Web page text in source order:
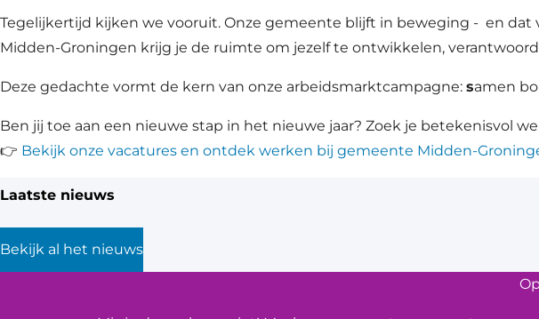
Tegelijkertijd kijken we vooruit. Onze gemeente blijft in beweging - en
Midden-Groningen krijg je de ruimte om jezelf te ontwikkelen,
Deze gedachte vormt de kern van onze arbeidsmarktcampagne: samen
Ben jij toe aan een nieuwe stap in het nieuwe jaar? Zoek je betekenisvol
👉 Bekijk onze vacatures en ontdek werken bij gemeente Midden-
Laatste nieuws
Bekijk al het nieuws